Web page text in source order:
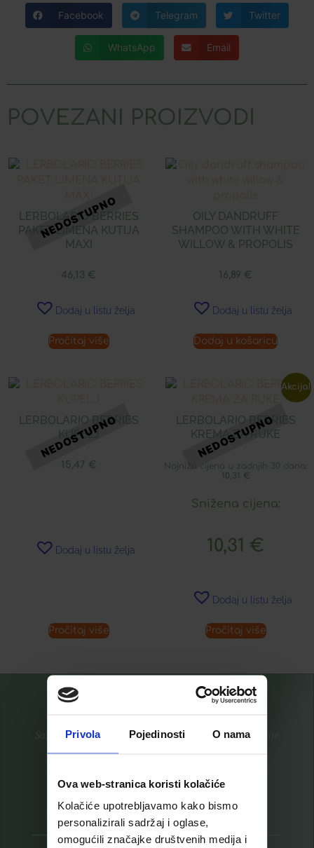
Privola Pojedinosti O nama
Ova web-stranica koristi kolačiće
Kolačiće upotrebljavamo kako bismo
personalizirali sadržaj i oglase,
omogućili značajke društvenih medija i
Facebook Telegram Twitter
WhatsApp Email
POVEZANI PROIZVODI
LERBOLARIO BERRIES
PAKET LIMENA KUTIJA
MAXI
46,13 €
Dodaj u listu želja
Pročitaj više
OILY DANDRUFF
SHAMPOO WITH WHITE
WILLOW & PROPOLIS
16,89 €
Dodaj u listu želja
Dodaj u košaricu
LERBOLARIO BERRIES
KUPELJ
15,47 €
Dodaj u listu želja
Pročitaj više
Akcija!
LERBOLARIO BERRIES
KREMA ZA RUKE
Najniža cijena u zadnjih 30 dana:
10,31 €
Snižena cijena:
10,31 €
Dodaj u listu želja
Pročitaj više
Saznajte prvi za nove proizvode i ekskluzivne promocije
Prijavite se na listu za novosti